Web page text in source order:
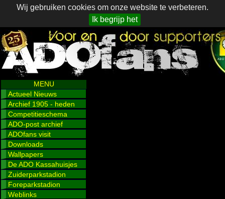
Wij gebruiken cookies om onze website te verbeteren.
Ik begrijp het
MENU
Actueel Nieuws
Archief 1905 - heden
Competitieschema
ADO-post archief
ADOfans visit
Downloads
Wallpapers
De ADO Kassahuisjes
Zuiderparkstadion
Foreparkstadion
Weblinks